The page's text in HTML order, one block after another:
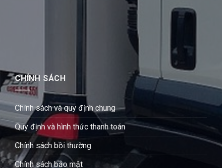
CHÍNH SÁCH
Chính sách và quy định chung
Quy định và hình thức thanh toán
Chính sách bồi thường
Chính sách bảo mật